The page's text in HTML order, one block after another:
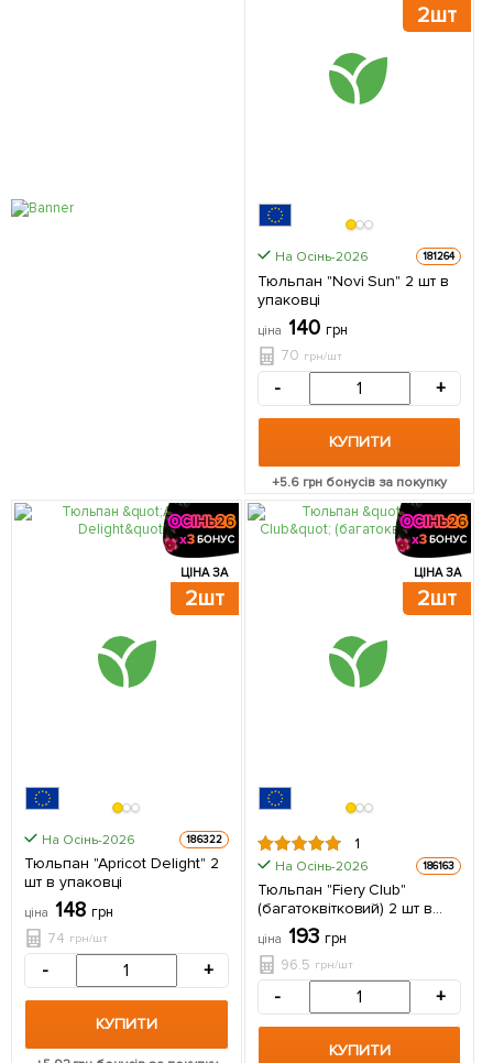
2шт
На Осінь-2026 181264
Тюльпан "Novi Sun" 2 шт в
упаковці
ціна 140 грн
70 грн/шт
- +
КУПИТИ
+5.6грн бонусів за покупку
ЦІНА ЗА
2шт
На Осінь-2026 186322
Тюльпан "Apricot Delight" 2
шт в упаковці
ціна 148 грн
74 грн/шт
- +
КУПИТИ
ЦІНА ЗА
2шт
1
На Осінь-2026 186163
Тюльпан "Fiery Club"
(багатоквітковий) 2 шт в
упаковці
ціна 193 грн
96.5 грн/шт
- +
КУПИТИ